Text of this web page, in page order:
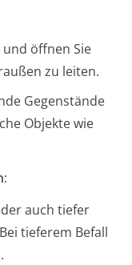
öffnen Sie
zu leiten.
Gegenstände
Objekte wie
auch tiefer
tieferem Befall